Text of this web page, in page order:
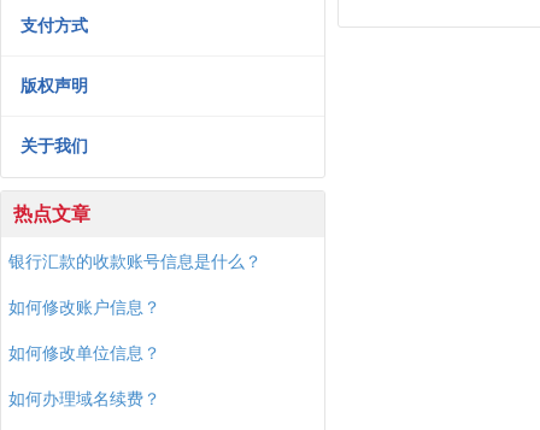
支付方式
版权声明
关于我们
热点文章
银行汇款的收款账号信息是什么？
如何修改账户信息？
如何修改单位信息？
如何办理域名续费？